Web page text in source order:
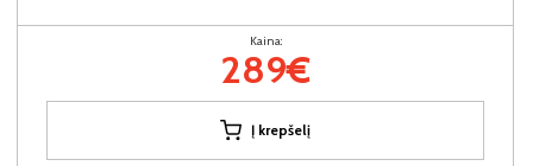
Kaina:
289€
Į krepšelį